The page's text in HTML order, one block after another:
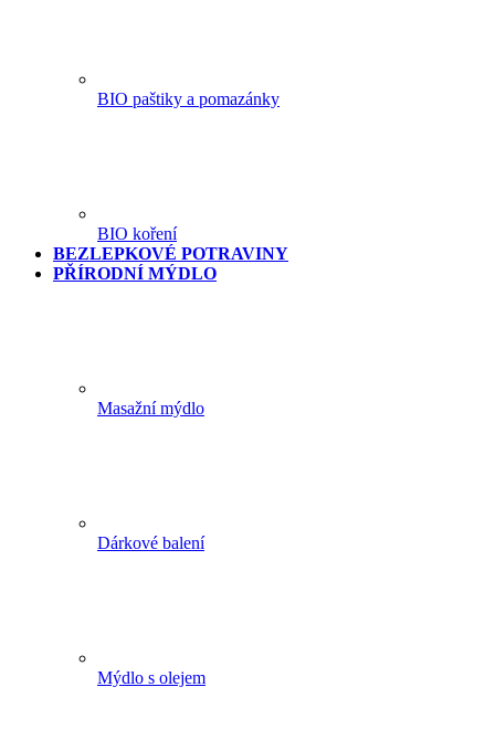
BIO paštiky a pomazánky
BIO koření
BEZLEPKOVÉ POTRAVINY
PŘÍRODNÍ MÝDLO
Masažní mýdlo
Dárkové balení
Mýdlo s olejem